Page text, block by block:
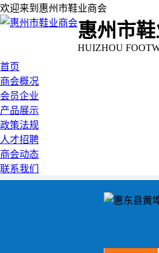
欢迎来到惠州市鞋业商会
惠州市
HUIZHOU
首页
商会概况
会员企业
产品展示
政策法规
人才招聘
商会动态
联系我们